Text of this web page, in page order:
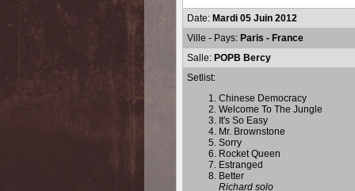
Date: Mardi 05 Juin 2012
Ville - Pays: Paris - France
Salle: POPB Bercy
Setlist:
Chinese Democracy
Welcome To The Jungle
It's So Easy
Mr. Brownstone
Sorry
Rocket Queen
Estranged
Better
Richard solo